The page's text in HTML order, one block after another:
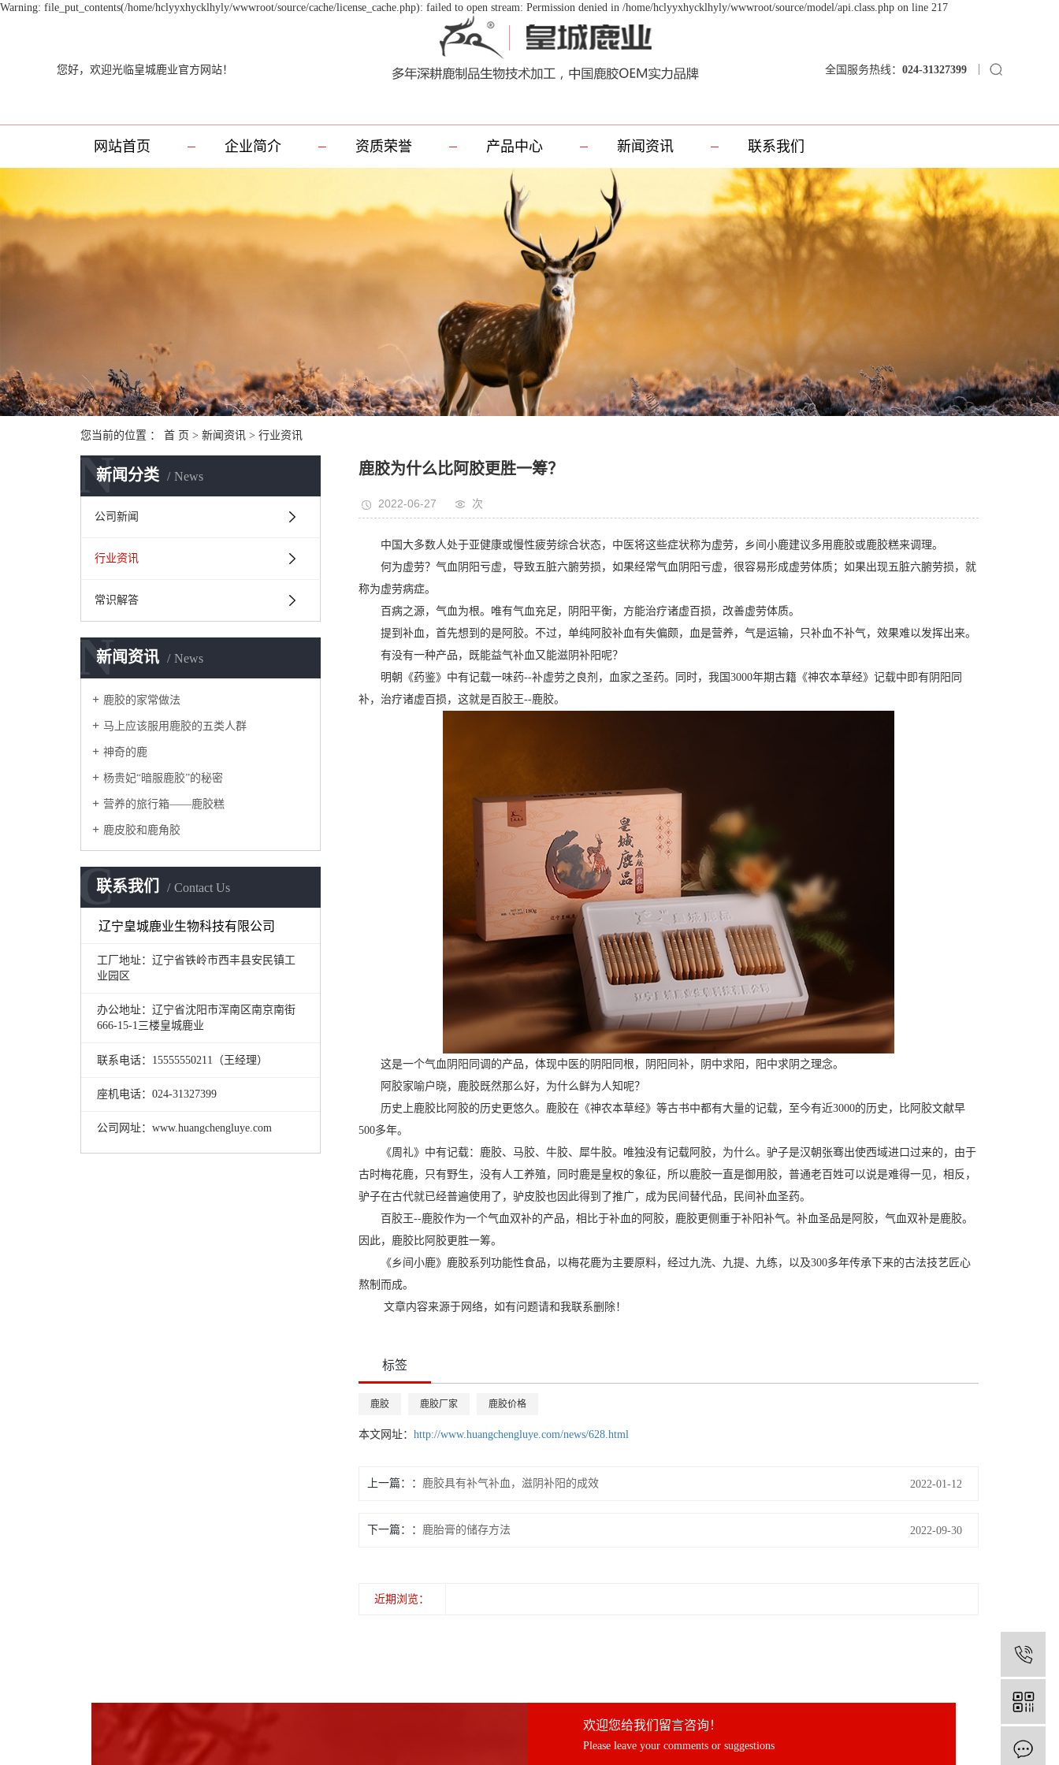
Warning: file_put_contents(/home/hclyyxhycklhyly/wwwroot/source/cache/license_cache.php): failed to open stream: Permission denied in /home/hclyyxhycklhyly/wwwroot/source/model/api.class.php on line 217
您好，欢迎光临皇城鹿业官方网站！ 全国服务热线： 024-31327399
网站首页 企业简介 资质荣誉 产品中心 新闻资讯 联系我们
您当前的位置 ： 首 页 > 新闻资讯 > 行业资讯
新闻分类 News
N
公司新闻
行业资讯
常识解答
新闻资讯 News
N
鹿胶的家常做法
马上应该服用鹿胶的五类人群
神奇的鹿
杨贵妃“暗服鹿胶”的秘密
营养的旅行箱——鹿胶糕
鹿皮胶和鹿角胶
联系我们 Contact Us
C
辽宁皇城鹿业生物科技有限公司
工厂地址：辽宁省铁岭市西丰县安民镇工
业园区
办公地址：辽宁省沈阳市浑南区南京南街
666-15-1三楼皇城鹿业
联系电话：15555550211（王经理）
座机电话：024-31327399
公司网址：www.huangchengluye.com
鹿胶为什么比阿胶更胜一筹？
2022-06-27 次
中国大多数人处于亚健康或慢性疲劳综合状态，中医将这些症状称为虚劳，乡间小鹿建议多用鹿胶或鹿胶糕来调理。
何为虚劳？气血阴阳亏虚，导致五脏六腑劳损，如果经常气血阴阳亏虚，很容易形成虚劳体质；如果出现五脏六腑劳损，就
称为虚劳病症。
百病之源，气血为根。唯有气血充足，阴阳平衡，方能治疗诸虚百损，改善虚劳体质。
提到补血，首先想到的是阿胶。不过，单纯阿胶补血有失偏颇，血是营养，气是运输，只补血不补气，效果难以发挥出来。
有没有一种产品，既能益气补血又能滋阴补阳呢？
明朝《药鉴》中有记载一味药--补虚劳之良剂，血家之圣药。同时，我国3000年期古籍《神农本草经》记载中即有阴阳同
补，治疗诸虚百损，这就是百胶王--鹿胶。
这是一个气血阴阳同调的产品，体现中医的阴阳同根，阴阳同补，阴中求阳，阳中求阴之理念。
阿胶家喻户晓，鹿胶既然那么好，为什么鲜为人知呢？
历史上鹿胶比阿胶的历史更悠久。鹿胶在《神农本草经》等古书中都有大量的记载，至今有近3000的历史，比阿胶文献早
500多年。
《周礼》中有记载：鹿胶、马胶、牛胶、犀牛胶。唯独没有记载阿胶，为什么。驴子是汉朝张骞出使西域进口过来的，由于
古时梅花鹿，只有野生，没有人工养殖，同时鹿是皇权的象征，所以鹿胶一直是御用胶，普通老百姓可以说是难得一见，相反，
驴子在古代就已经普遍使用了，驴皮胶也因此得到了推广，成为民间替代品，民间补血圣药。
百胶王--鹿胶作为一个气血双补的产品，相比于补血的阿胶，鹿胶更侧重于补阳补气。补血圣品是阿胶，气血双补是鹿胶。
因此，鹿胶比阿胶更胜一筹。
《乡间小鹿》鹿胶系列功能性食品，以梅花鹿为主要原料，经过九洗、九提、九练，以及300多年传承下来的古法技艺匠心
熬制而成。
文章内容来源于网络，如有问题请和我联系删除！
标签
鹿胶 鹿胶厂家 鹿胶价格
本文网址： http://www.huangchengluye.com/news/628.html
上一篇： 鹿胶具有补气补血，滋阴补阳的成效 2022-01-12
下一篇： 鹿胎膏的储存方法 2022-09-30
近期浏览：
欢迎您给我们留言咨询！
Please leave your comments or suggestions